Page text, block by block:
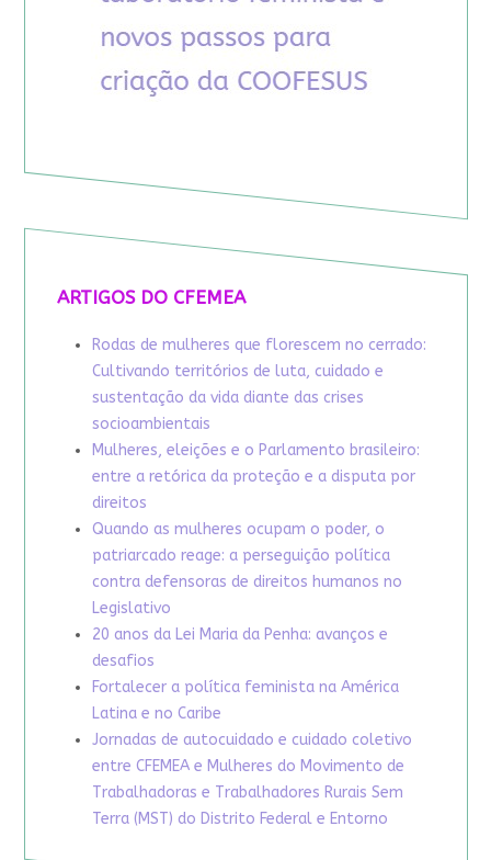
ARTIGOS DO CFEMEA
Rodas de mulheres que florescem no cerrado:
Cultivando territórios de luta, cuidado e
sustentação da vida diante das crises
socioambientais
Mulheres, eleições e o Parlamento brasileiro:
entre a retórica da proteção e a disputa por
direitos
Quando as mulheres ocupam o poder, o
patriarcado reage: a perseguição política
contra defensoras de direitos humanos no
Legislativo
20 anos da Lei Maria da Penha: avanços e
desafios
Fortalecer a política feminista na América
Latina e no Caribe
Jornadas de autocuidado e cuidado coletivo
entre CFEMEA e Mulheres do Movimento de
Trabalhadoras e Trabalhadores Rurais Sem
Terra (MST) do Distrito Federal e Entorno